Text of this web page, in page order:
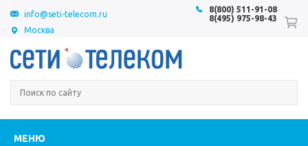
Москва
8(800) 511-91-08
8(495) 975-98-43
info@seti-telecom.ru
МЕНЮ